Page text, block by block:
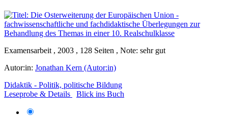
Examensarbeit , 2003 , 128 Seiten , Note: sehr gut
Autor:in: Jonathan Kern (Autor:in)
Didaktik - Politik, politische Bildung
Leseprobe & Details
Blick ins Buch